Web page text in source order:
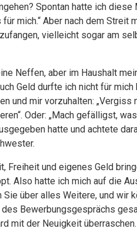
Spontan hatte ich
mich.“ Aber nach dem Streit
vielleicht sogar am
Neffen, aber im Haushalt
Geld durfte ich nicht für mich
und mir vorzuhalten: „Vergiss
Oder: „Mach gefälligst,
hatte und achtete
Freiheit und eigenes Geld
Also hatte ich mich auf die
über alles Weitere, und wir
Bewerbungsgesprächs
mit der Neuigkeit